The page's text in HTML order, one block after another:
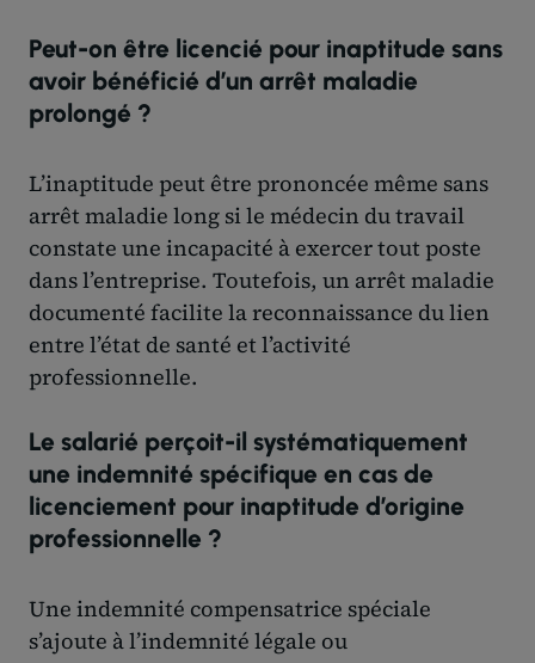
Peut-on être licencié pour inaptitude sans
avoir bénéficié d’un arrêt maladie
prolongé ?
L’inaptitude peut être prononcée même sans
arrêt maladie long si le médecin du travail
constate une incapacité à exercer tout poste
dans l’entreprise. Toutefois, un arrêt maladie
documenté facilite la reconnaissance du lien
entre l’état de santé et l’activité
professionnelle.
Le salarié perçoit-il systématiquement
une indemnité spécifique en cas de
licenciement pour inaptitude d’origine
professionnelle ?
Une indemnité compensatrice spéciale
s’ajoute à l’indemnité légale ou